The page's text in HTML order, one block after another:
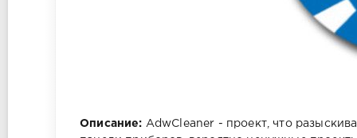
Описание: AdwCleaner - проект, что